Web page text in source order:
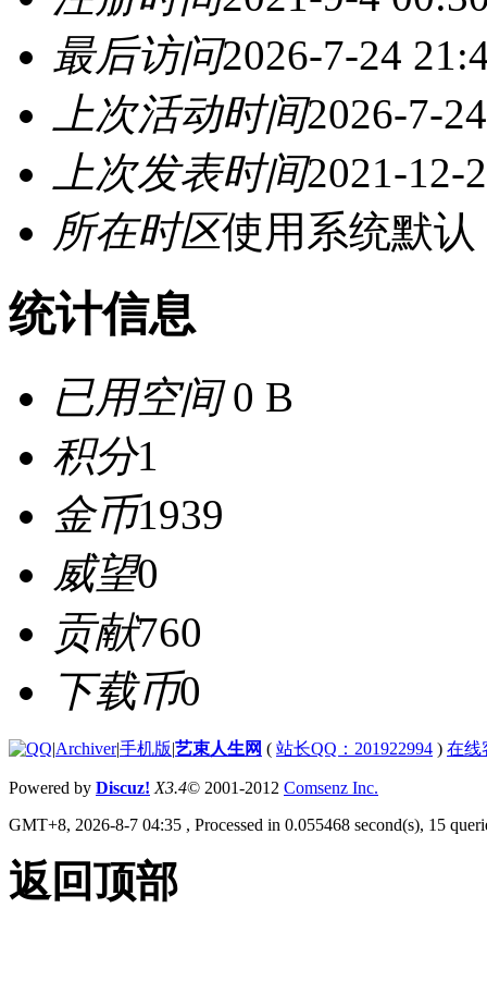
最后访问2026-7-24
上次活动时间2026-7-
上次发表时间2021-12-
所在时区使用系统默认
统计信息
已用空间0 B
积分1
金币1939
威望0
贡献760
下载币0
|Archiver|手机版|艺束人生网 ( 站长QQ：201922994 ) 在线
Powered by Discuz! X3.4© 2001-2012 Comsenz Inc.
GMT+8, 2026-8-7 04:35 , Processed in 0.055468 second(s), 15
返回顶部